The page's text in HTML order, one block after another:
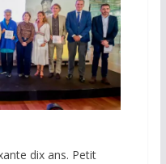
dix ans. Petit